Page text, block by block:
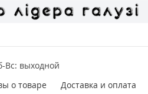
Вс: выходной
о товаре Доставка и оплата